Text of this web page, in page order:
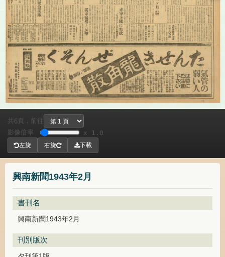
興南新聞1943年2月
書刊名
興南新聞1943年2月
刊別版次
共 6頁， 前往
影像倍率
x 1.0
左旋 右旋 下載